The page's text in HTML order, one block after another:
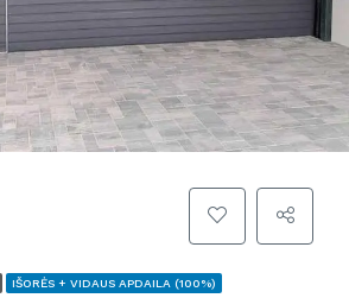
IŠORĖS + VIDAUS APDAILA (100%)